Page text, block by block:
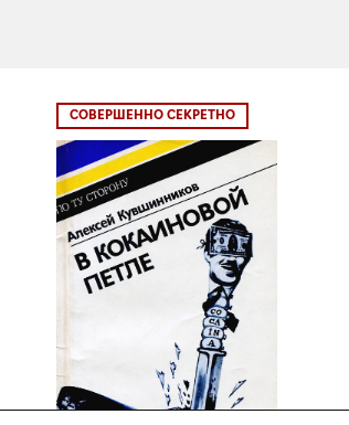
СОВЕРШЕННО СЕКРЕТНО